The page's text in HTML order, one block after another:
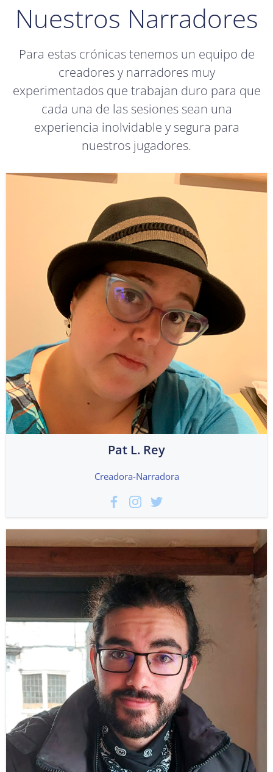
Nuestros Narradores
Para estas crónicas tenemos un equipo de
creadores y narradores muy
experimentados que trabajan duro para que
cada una de las sesiones sean una
experiencia inolvidable y segura para
nuestros jugadores.
Pat L. Rey
Creadora-Narradora